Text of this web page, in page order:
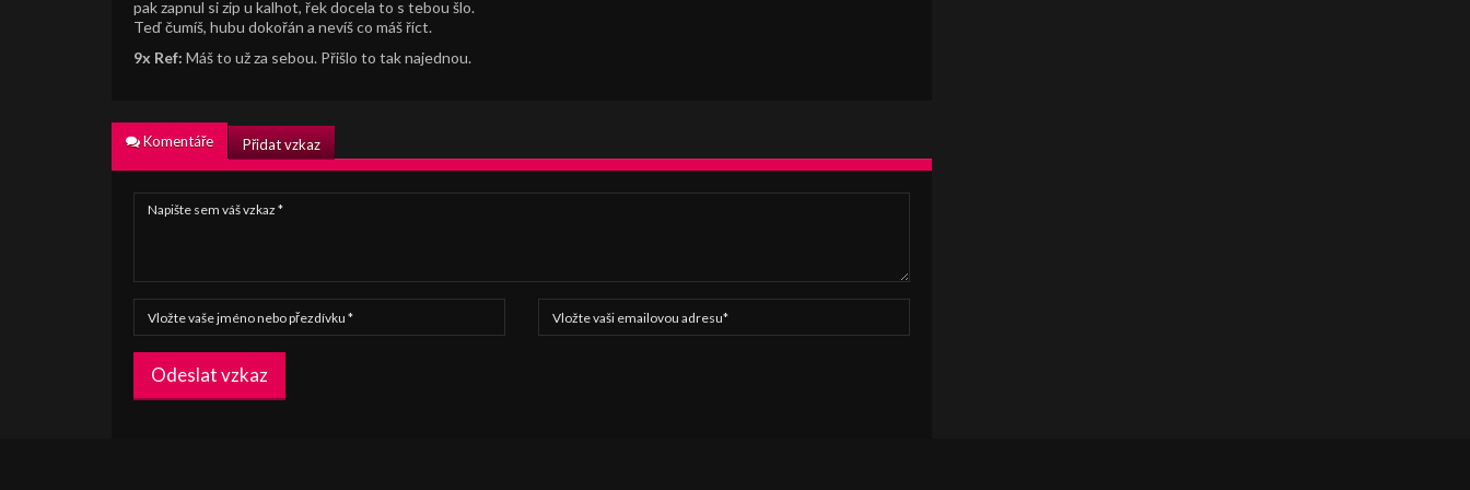
pak zapnul si zip u kalhot, řek docela to s tebou šlo.
Teď čumíš, hubu dokořán a nevíš co máš říct.
9x Ref: Máš to už za sebou. Přišlo to tak najednou.
Komentáře Přidat vzkaz
Odeslat vzkaz